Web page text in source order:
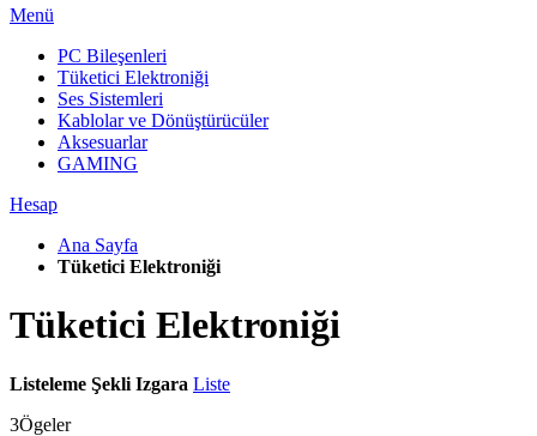
Menü
PC Bileşenleri
Tüketici Elektroniği
Ses Sistemleri
Kablolar ve Dönüştürücüler
Aksesuarlar
GAMING
Hesap
Ana Sayfa
Tüketici Elektroniği
Tüketici Elektroniği
Listeleme Şekli Izgara Liste
3Ögeler